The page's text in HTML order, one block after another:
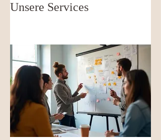
Unsere Services